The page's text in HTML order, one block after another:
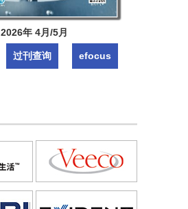
2026年 4月/5月
过刊查询 efocus